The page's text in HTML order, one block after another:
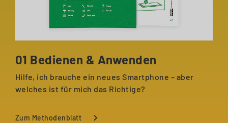
01 Bedienen & Anwenden
Hilfe, ich brauche ein neues Smartphone – aber
welches ist für mich das Richtige?
Zum Methodenblatt